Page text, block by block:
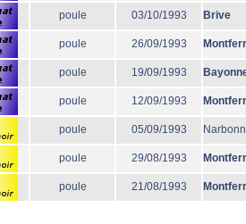
poule 03/10/1993 Brive
poule 26/09/1993
poule 19/09/1993
poule 12/09/1993
poule 05/09/1993
poule 29/08/1993
poule 21/08/1993